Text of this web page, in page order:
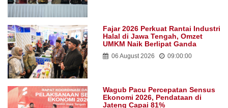
Fajar 2026 Perkuat Rantai Industri
Halal di Jawa Tengah, Omzet
UMKM Naik Berlipat Ganda
06 August 2026 09:00:00
Wagub Pacu Percepatan Sensus
Ekonomi 2026, Pendataan di
Jateng Capai 81%